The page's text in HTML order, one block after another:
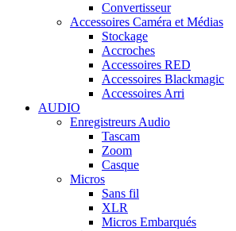
Convertisseur
Accessoires Caméra et Médias
Stockage
Accroches
Accessoires RED
Accessoires Blackmagic
Accessoires Arri
AUDIO
Enregistreurs Audio
Tascam
Zoom
Casque
Micros
Sans fil
XLR
Micros Embarqués